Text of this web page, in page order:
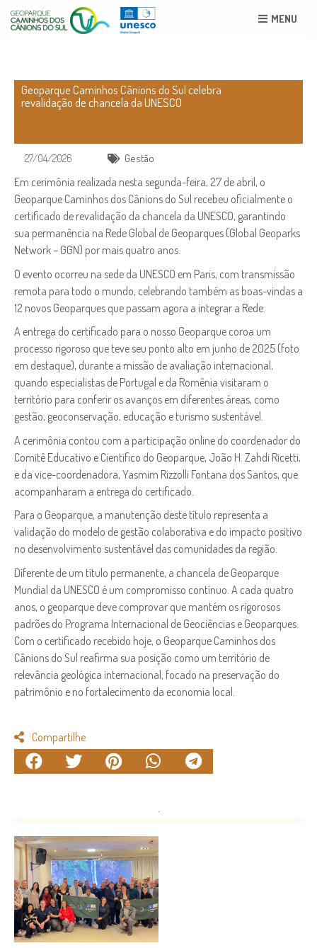
MENU
Geoparque Caminhos Cânions do Sul celebra
revalidação de chancela da UNESCO
27/04/2026 Gestão
Em cerimônia realizada nesta segunda-feira, 27 de abril, o
Geoparque Caminhos dos Cânions do Sul recebeu oficialmente o
certificado de revalidação da chancela da UNESCO, garantindo
sua permanência na Rede Global de Geoparques (Global Geoparks
Network – GGN) por mais quatro anos.
O evento ocorreu na sede da UNESCO em Paris, com transmissão
remota para todo o mundo, celebrando também as boas-vindas a
12 novos Geoparques que passam agora a integrar a Rede.
A entrega do certificado para o nosso Geoparque coroa um
processo rigoroso que teve seu ponto alto em junho de 2025 (foto
em destaque), durante a missão de avaliação internacional,
quando especialistas de Portugal e da Romênia visitaram o
território para conferir os avanços em diferentes áreas, como
gestão, geoconservação, educação e turismo sustentável.
A cerimônia contou com a participação online do coordenador do
Comitê Educativo e Científico do Geoparque, João H. Zahdi Ricetti,
e da vice-coordenadora, Yasmim Rizzolli Fontana dos Santos, que
acompanharam a entrega do certificado.
Para o Geoparque, a manutenção deste título representa a
validação do modelo de gestão colaborativa e do impacto positivo
no desenvolvimento sustentável das comunidades da região.
Diferente de um título permanente, a chancela de Geoparque
Mundial da UNESCO é um compromisso contínuo. A cada quatro
anos, o geoparque deve comprovar que mantém os rigorosos
padrões do Programa Internacional de Geociências e Geoparques.
Com o certificado recebido hoje, o Geoparque Caminhos dos
Cânions do Sul reafirma sua posição como um território de
relevância geológica internacional, focado na preservação do
patrimônio e no fortalecimento da economia local.
Compartilhe